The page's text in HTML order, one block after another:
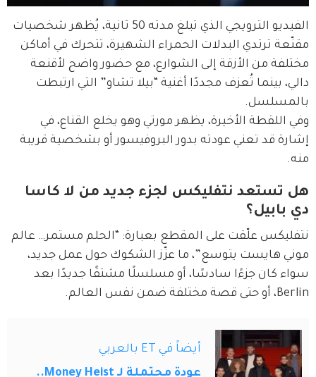
الفيديو الترويجي الذي تبلغ مدته 50 ثانية، يُظهر شخصيات
مقنّعة ترتدي البدلات الحمراء الشهيرة، تتحرك في أماكن
مختلفة من الأزقة إلى الشوارع، مع حضور واضح لأقنعة
دالي، بينما تُعزف مجددًا أغنية “بيلا تشاو” التي ارتبطت
بالمسلسل.
وفي اللقطة الأخيرة، يظهر مورتي وهو يخلع القناع، في
إشارة قد تعني عودته بدور البروفيسور أو بشخصية قريبة
منه.
هل تستعد نتفليكس لجزء جديد من لا كاسا
دي بابيل؟
نتفليكس علّقت على المقطع بعبارة: “الحلم مستمر… عالم
موني هايست يتوسع”، ما عزّز الشكوك حول عمل جديد،
سواء كان جزءًا سادسًا، أو مسلسلًا مشتقًا جديدًا بعد
Berlin، أو حتى قصة مختلفة ضمن نفس العالم.
أيضاً في ET بالعربي
عودة محتملة لـ Money Heist..